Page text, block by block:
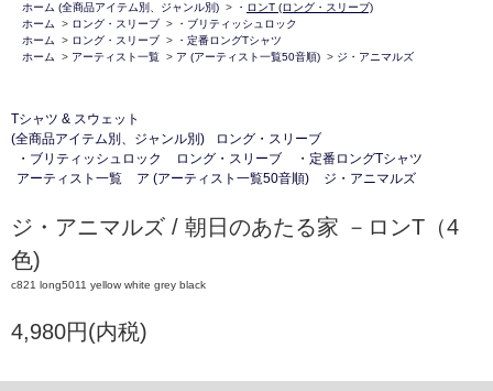
ホーム (全商品アイテム別、ジャンル別) > ・ ロンT (ロング・スリーブ)
ホーム
> ロング・スリーブ >
・ブリティッシュロック
ホーム
> ロング・スリーブ >
・定番ロングTシャツ
ホーム
> アーティスト一覧 > ア (アーティスト一覧50音順) > ジ・アニマルズ
Tシャツ & スウェット
(全商品アイテム別、ジャンル別)
ロング・スリーブ
・ブリティッシュロック
ロング・スリーブ
・定番ロングTシャツ
アーティスト一覧
ア (アーティスト一覧50音順) ジ・アニマルズ
ジ・アニマルズ / 朝日のあたる家 －ロンT（4
色)
c821 long5011 yellow white grey black
4,980円(内税)